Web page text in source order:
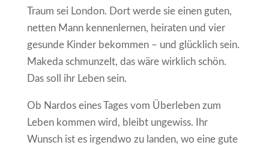
Traum sei London. Dort werde sie einen guten,
netten Mann kennenlernen, heiraten und vier
gesunde Kinder bekommen – und glücklich sein.
Makeda schmunzelt, das wäre wirklich schön.
Das soll ihr Leben sein.
Ob Nardos eines Tages vom Überleben zum
Leben kommen wird, bleibt ungewiss. Ihr
Wunsch ist es irgendwo zu landen, wo eine gute